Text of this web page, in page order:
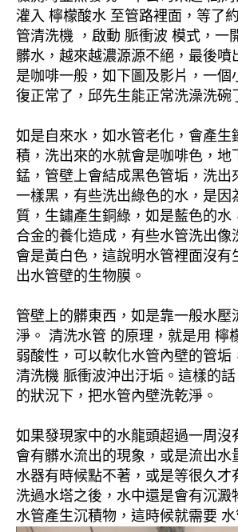
灌入 檸檬酸水 至管路裡面，等了
管清洗機 ，啟動 脈衝波 模式，一
髒水，越來越濃源源不絕，最後噴
是咖啡一般，如下圖及影片，一個
復正常了，邱先生能正常洗澡洗碗
如是自來水，如水管老化，會產生
積，洗出來的水就會是咖啡色，地
錳，管壁上會結成黑色管垢，洗出
一樣黑，有些洗出綠色的水，是因
質，生鏽產生銅綠，如是藍色的水
合金的養化造成，有些水管洗出像
會是黃白色，這說明水管裡面沒有
出水管壁的生物膜。
管壁上的髒東西，如是靠一般水壓
淨。 清洗水管 的原理，就是用 檸
弱酸性，可以軟化水管內壁的管垢
清洗機 脈衝波沖出汙垢。這樣的
的狀況下，把水管內壁洗乾淨。
如果發現家中的水龍頭超過一周沒
會有髒水流出的現象，或是流出水
水器有時候點不著，或是等很久才
洗過水塔之後，水中還是會有沉澱
水管產生沉積物，這時候就需要 水